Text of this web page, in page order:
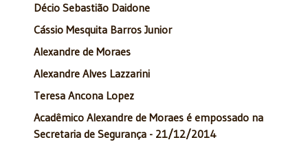
Décio Sebastião Daidone
Cássio Mesquita Barros Junior
Alexandre de Moraes
Alexandre Alves Lazzarini
Teresa Ancona Lopez
Acadêmico Alexandre de Moraes é empossado na
Secretaria de Segurança - 21/12/2014